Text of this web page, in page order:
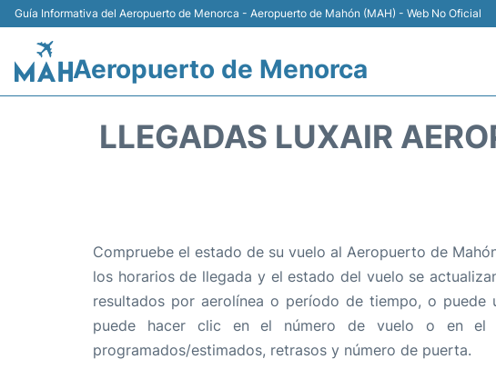
Guía Informativa del Aeropuerto de Menorca - Aeropuerto de Mahón (MAH) - Web No Oficial
Aeropuerto de Menorca
LLEGADAS LUXAIR
Compruebe el estado de su vuelo al Aeropuerto de
los horarios de llegada y el estado del vuelo se
resultados por aerolínea o período de tiempo, o
puede hacer clic en el número de vuelo o en
programados/estimados, retrasos y número de puerta.